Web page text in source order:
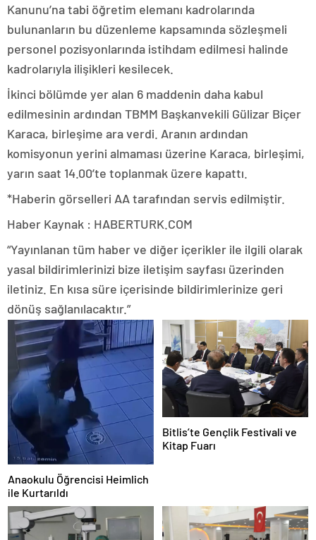
Kanunu’na tabi öğretim elemanı kadrolarında
bulunanların bu düzenleme kapsamında sözleşmeli
personel pozisyonlarında istihdam edilmesi halinde
kadrolarıyla ilişikleri kesilecek.
İkinci bölümde yer alan 6 maddenin daha kabul
edilmesinin ardından TBMM Başkanvekili Gülizar Biçer
Karaca, birleşime ara verdi. Aranın ardından
komisyonun yerini almaması üzerine Karaca, birleşimi,
yarın saat 14.00’te toplanmak üzere kapattı.
*Haberin görselleri AA tarafından servis edilmiştir.
Haber Kaynak : HABERTURK.COM
“Yayınlanan tüm haber ve diğer içerikler ile ilgili olarak
yasal bildirimlerinizi bize iletişim sayfası üzerinden
iletiniz. En kısa süre içerisinde bildirimlerinize geri
dönüş sağlanılacaktır.”
Anaokulu Öğrencisi Heimlich
ile Kurtarıldı
Bitlis’te Gençlik Festivali ve
Kitap Fuarı